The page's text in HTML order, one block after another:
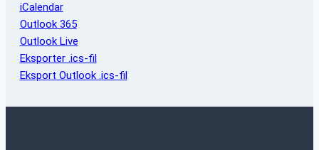
iCalendar
Outlook 365
Outlook Live
Eksporter .ics-fil
Eksport Outlook .ics-fil